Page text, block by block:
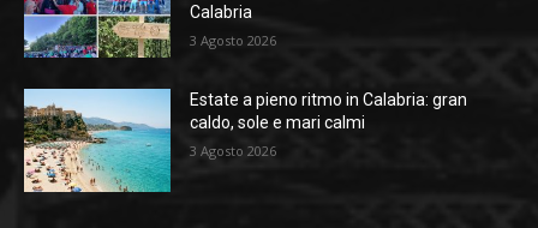
Calabria
3 Agosto 2026
Estate a pieno ritmo in Calabria: gran
caldo, sole e mari calmi
3 Agosto 2026